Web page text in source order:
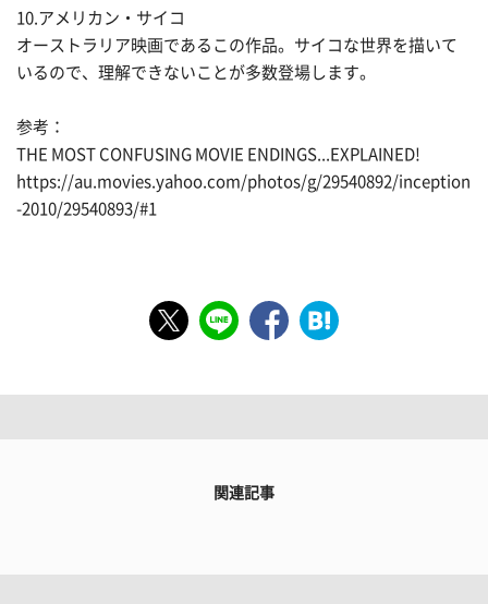
10.アメリカン・サイコ
オーストラリア映画であるこの作品。サイコな世界を描いて
いるので、理解できないことが多数登場します。
参考：
THE MOST CONFUSING MOVIE ENDINGS...EXPLAINED!
https://au.movies.yahoo.com/photos/g/29540892/inception
-2010/29540893/#1
関連記事